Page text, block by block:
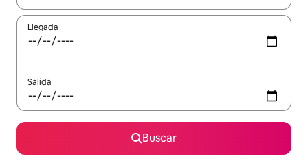
Llegada
Salida
Buscar